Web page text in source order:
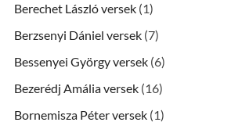
Berechet László versek (1)
Berzsenyi Dániel versek (7)
Bessenyei György versek (6)
Bezerédj Amália versek (16)
Bornemisza Péter versek (1)